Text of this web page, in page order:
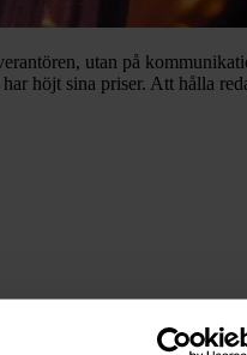
utan på
höjt sina priser. Att hålla